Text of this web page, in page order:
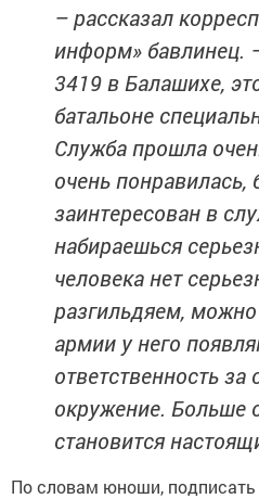
– рассказал
информ» бавлинец.
3419 в Балашихе,
батальоне
Служба прошла
очень понравилась,
заинтересован в
набираешься
человека нет
разгильдяем,
армии у него
ответственность за
окружение. Больше
становится
По словам юноши, подписать